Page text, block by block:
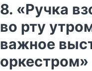
8. «Ручка
во рту
важное
оркестром»